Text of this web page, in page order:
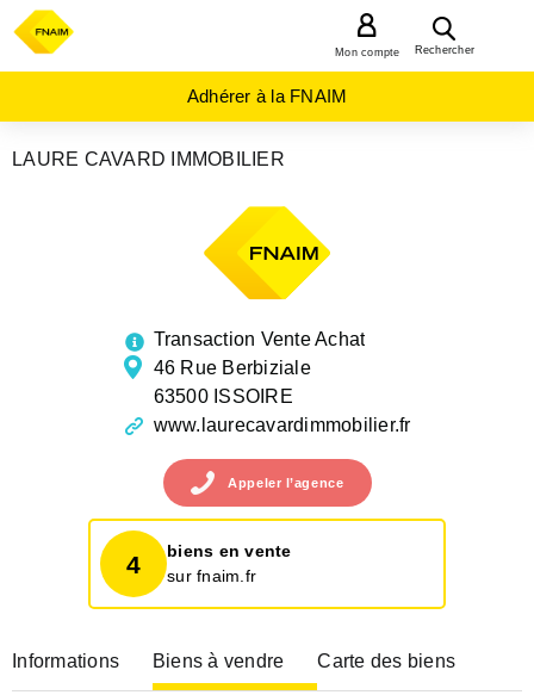
Rechercher
Mon compte
Adhérer à la FNAIM
LAURE CAVARD IMMOBILIER
Transaction Vente Achat
46 Rue Berbiziale
63500 ISSOIRE
www.laurecavardimmobilier.fr
Appeler l’agence
4
biens en vente
sur fnaim.fr
Informations Biens à vendre Carte des biens